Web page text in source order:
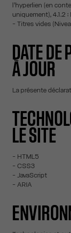
l’hyperlien (en
uniquement), 4.1.2 :
- Titres vides
DATE DE
À JOUR
La présente
LE SITE
- HTML5
- CSS3
- JavaScript
- ARIA